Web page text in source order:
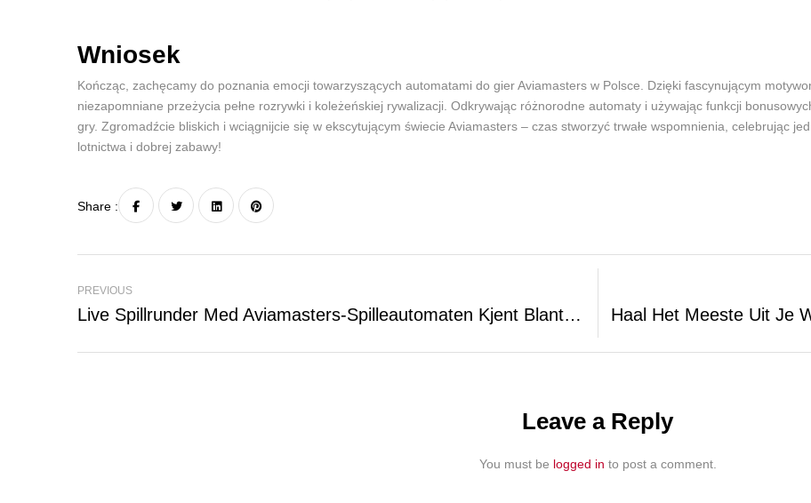
Wniosek
Kończąc, zachęcamy do poznania emocji towarzyszących automatami do gier Aviamasters w Polsce. Dzięki fascynującym
niezapomniane przeżycia pełne rozrywki i koleżeńskiej rywalizacji. Odkrywając różnorodne automaty i używając funkcji
gry. Zgromadźcie bliskich i wciągnijcie się w ekscytującym świecie Aviamasters – czas stworzyć trwałe wspomnienia, celebrując
lotnictwa i dobrej zabawy!
Share :
PREVIOUS
Live Spillrunder Med Aviamasters-Spilleautomaten Kjent Blant Nordmenns Spillere
Leave a Reply
You must be logged in to post a comment.